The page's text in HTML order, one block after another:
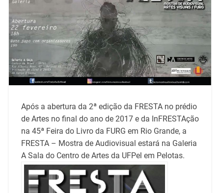
Após a abertura da 2ª edição da FRESTA no prédio
de Artes no final do ano de 2017 e da InFRESTAção
na 45ª Feira do Livro da FURG em Rio Grande, a
FRESTA – Mostra de Audiovisual estará na Galeria
A Sala do Centro de Artes da UFPel em Pelotas.